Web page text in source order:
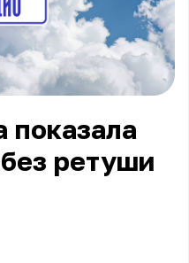
показала
ретуши